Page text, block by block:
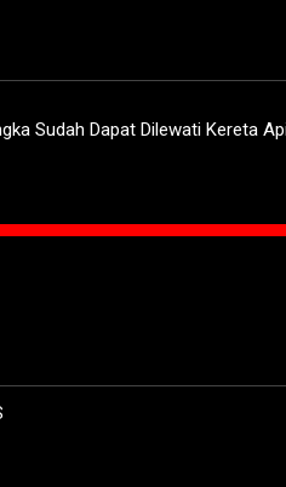
Sudah Dapat Dilewati Kereta